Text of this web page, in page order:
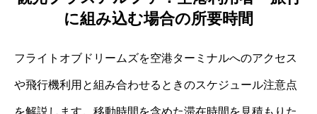
に組み込む場合の所要時間
フライトオブドリームズを空港ターミナルへのアクセス
や飛行機利用と組み合わせるときのスケジュール注意点